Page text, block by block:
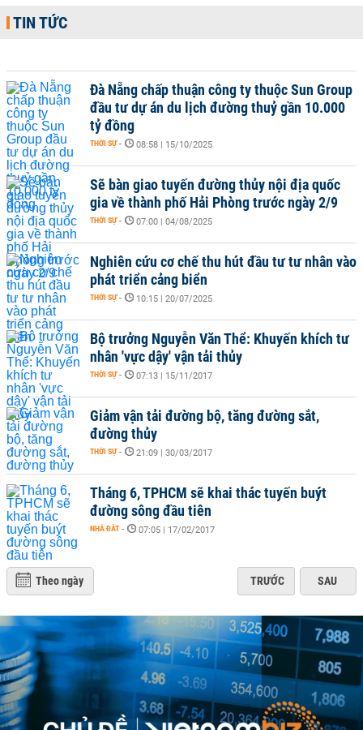
TIN TỨC
Đà Nẵng chấp thuận công ty thuộc Sun Group
đầu tư dự án du lịch đường thuỷ gần 10.000
tỷ đồng
THỜI SỰ - 08:58 | 15/10/2025
Sẽ bàn giao tuyến đường thủy nội địa quốc
gia về thành phố Hải Phòng trước ngày 2/9
THỜI SỰ - 07:00 | 04/08/2025
Nghiên cứu cơ chế thu hút đầu tư tư nhân vào
phát triển cảng biển
THỜI SỰ - 10:15 | 20/07/2025
Bộ trưởng Nguyễn Văn Thể: Khuyến khích tư
nhân 'vực dậy' vận tải thủy
THỜI SỰ - 07:13 | 15/11/2017
Giảm vận tải đường bộ, tăng đường sắt,
đường thủy
THỜI SỰ - 21:09 | 30/03/2017
Tháng 6, TPHCM sẽ khai thác tuyến buýt
đường sông đầu tiên
NHÀ ĐẤT - 07:05 | 17/02/2017
Theo ngày TRƯỚC SAU